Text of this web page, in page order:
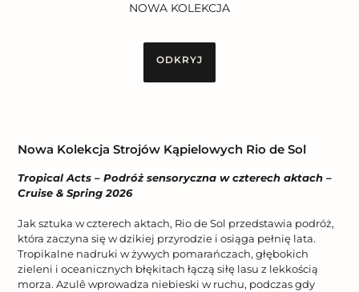
NOWA KOLEKCJA
ODKRYJ
Nowa Kolekcja Strojów Kąpielowych Rio de Sol
Tropical Acts – Podróż sensoryczna w czterech aktach –
Cruise & Spring 2026
Jak sztuka w czterech aktach, Rio de Sol przedstawia podróż,
która zaczyna się w dzikiej przyrodzie i osiąga pełnię lata.
Tropikalne nadruki w żywych pomarańczach, głębokich
zieleni i oceanicznych błękitach łączą siłę lasu z lekkością
morza. Azulê wprowadza niebieski w ruchu, podczas gdy